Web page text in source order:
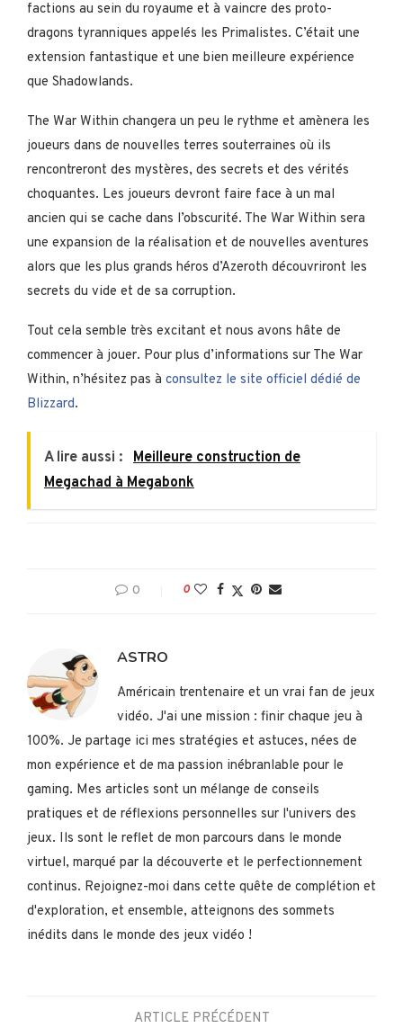
factions au sein du royaume et à vaincre des proto-
dragons tyranniques appelés les Primalistes. C’était une
extension fantastique et une bien meilleure expérience
que Shadowlands.
The War Within changera un peu le rythme et amènera les
joueurs dans de nouvelles terres souterraines où ils
rencontreront des mystères, des secrets et des vérités
choquantes. Les joueurs devront faire face à un mal
ancien qui se cache dans l’obscurité. The War Within sera
une expansion de la réalisation et de nouvelles aventures
alors que les plus grands héros d’Azeroth découvriront les
secrets du vide et de sa corruption.
Tout cela semble très excitant et nous avons hâte de
commencer à jouer. Pour plus d’informations sur The War
Within, n’hésitez pas à consultez le site officiel dédié de
Blizzard.
A lire aussi :
Meilleure construction de
Megachad à Megabonk
0 0
ASTRO
Américain trentenaire et un vrai fan de jeux
vidéo. J'ai une mission : finir chaque jeu à
100%. Je partage ici mes stratégies et astuces, nées de
mon expérience et de ma passion inébranlable pour le
gaming. Mes articles sont un mélange de conseils
pratiques et de réflexions personnelles sur l'univers des
jeux. Ils sont le reflet de mon parcours dans le monde
virtuel, marqué par la découverte et le perfectionnement
continus. Rejoignez-moi dans cette quête de complétion et
d'exploration, et ensemble, atteignons des sommets
inédits dans le monde des jeux vidéo !
ARTICLE PRÉCÉDENT